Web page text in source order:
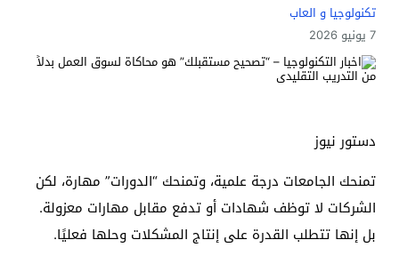
تكنولوجيا و العاب
7 يونيو 2026
دستور نيوز
تمنحك الجامعات درجة علمية، وتمنحك “الدورات” مهارة، لكن
الشركات لا توظف شهادات أو تدفع مقابل مهارات معزولة.
بل إنها تتطلب القدرة على إنتاج المشكلات وحلها فعليًا.